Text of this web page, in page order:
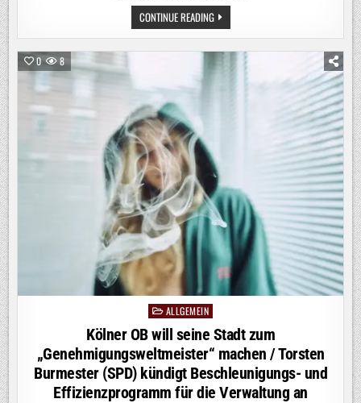
CONTINUE READINGKÖLNER
OBERBÜRGERMEISTER
FORDERT
DER
KOMMUNEN
BEI
VERWALTUNG
MUSS
VERSTÄNDNIS
FÜR
SPARANSTRENGUNGEN
AUFBRINGEN
0 8
PostedALLGEMEIN
Kölner OB will seine Stadt zum
„Genehmigungsweltmeister“ machen / Torsten
Burmester (SPD) kündigt Beschleunigungs- und
Effizienzprogramm für die Verwaltung an